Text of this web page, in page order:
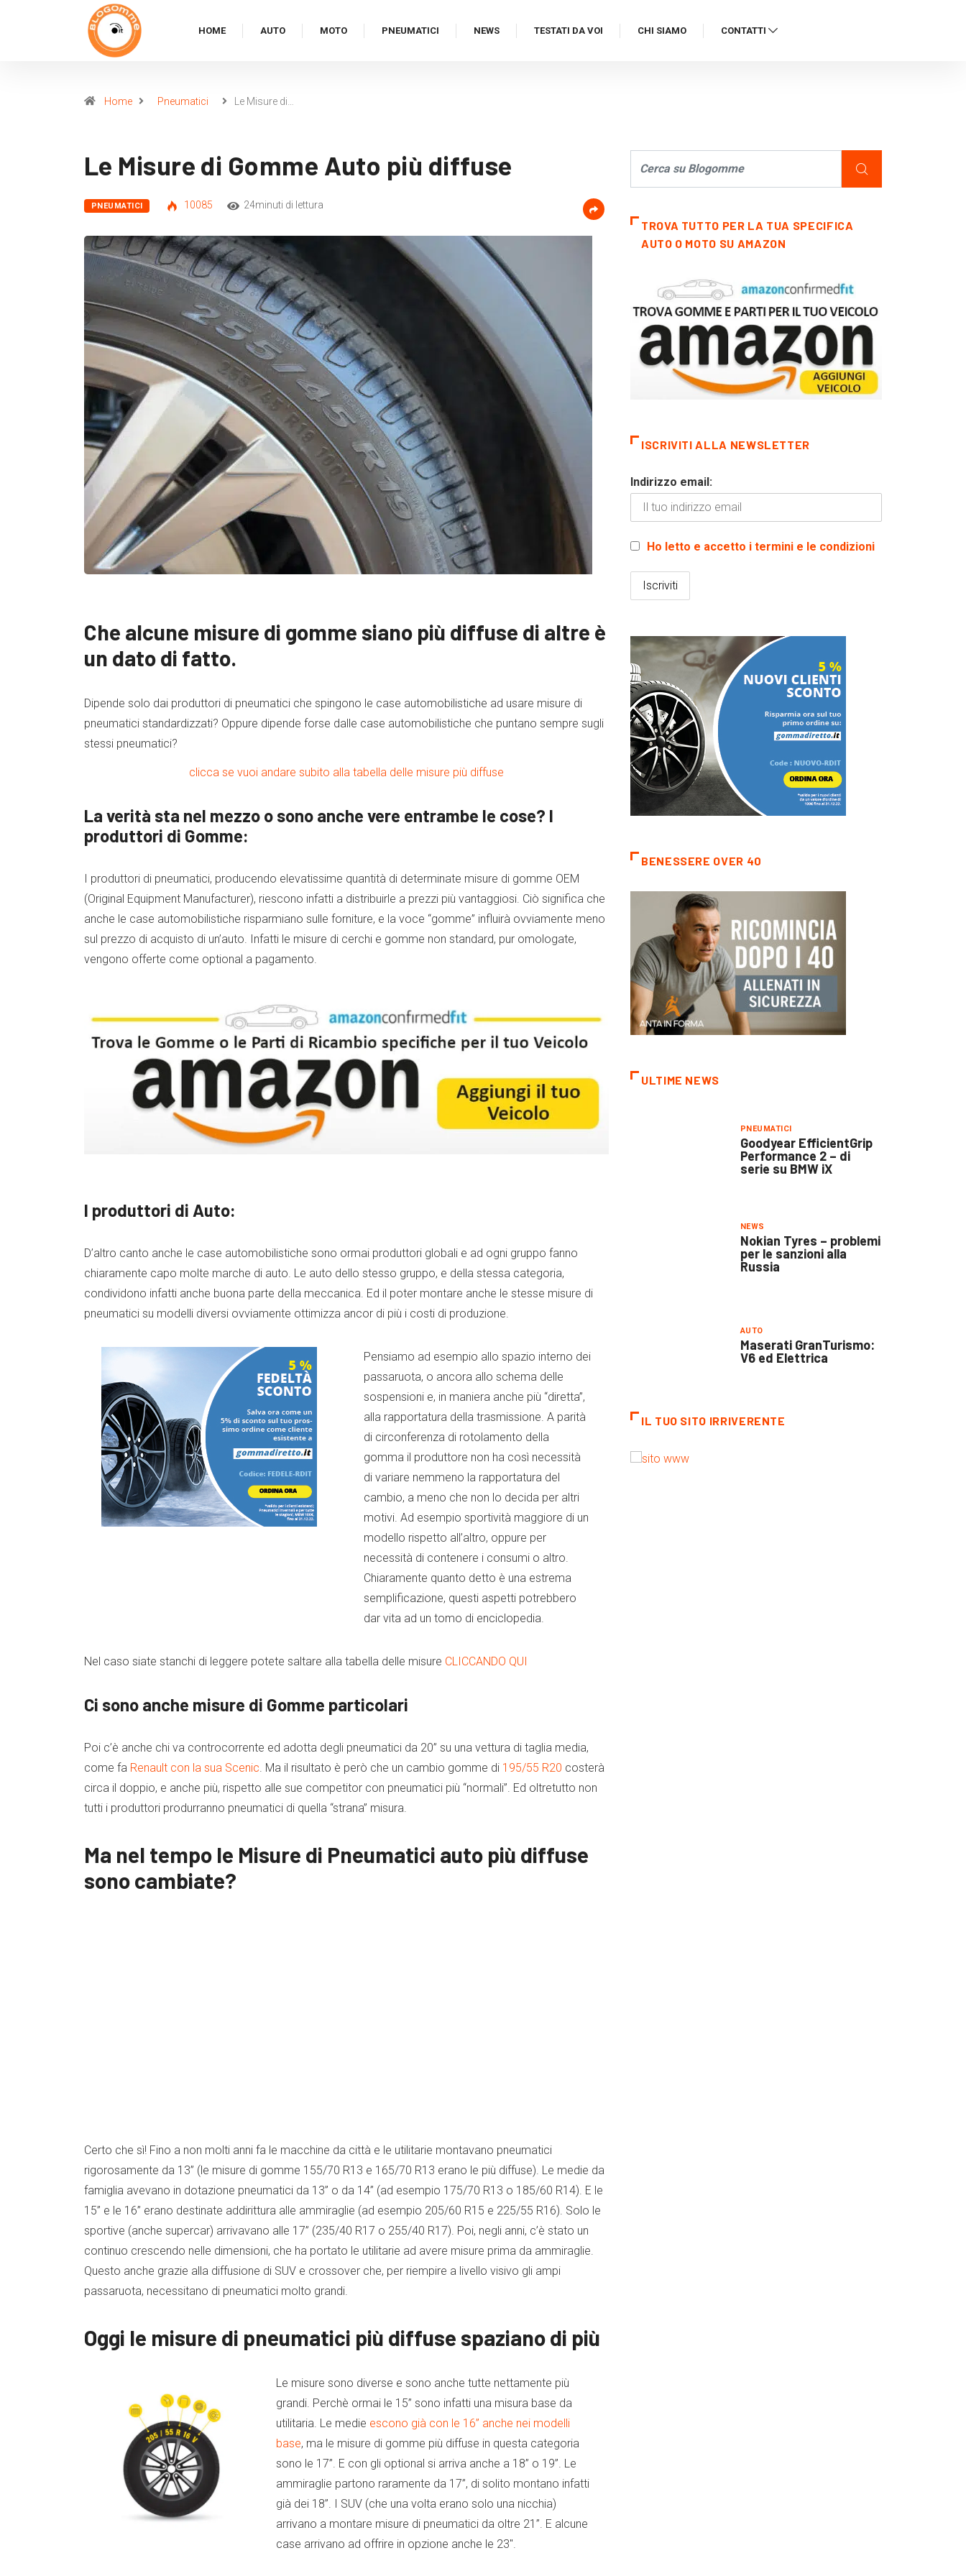
HOME AUTO MOTO PNEUMATICI NEWS TESTATI DA VOI CHI SIAMO CONTATTI
Home Pneumatici Le Misure di…
Le Misure di Gomme Auto più diffuse
PNEUMATICI 10085 24minuti di lettura
Che alcune misure di gomme siano più diffuse di altre è
un dato di fatto.
Dipende solo dai produttori di pneumatici che spingono le case automobilistiche ad usare misure di
pneumatici standardizzati? Oppure dipende forse dalle case automobilistiche che puntano sempre sugli
stessi pneumatici?
clicca se vuoi andare subito alla tabella delle misure più diffuse
La verità sta nel mezzo o sono anche vere entrambe le cose? I
produttori di Gomme:
I produttori di pneumatici, producendo elevatissime quantità di determinate misure di gomme OEM
(Original Equipment Manufacturer), riescono infatti a distribuirle a prezzi più vantaggiosi. Ciò significa che
anche le case automobilistiche risparmiano sulle forniture, e la voce “gomme” influirà ovviamente meno
sul prezzo di acquisto di un’auto. Infatti le misure di cerchi e gomme non standard, pur omologate,
vengono offerte come optional a pagamento.
I produttori di Auto:
D’altro canto anche le case automobilistiche sono ormai produttori globali e ad ogni gruppo fanno
chiaramente capo molte marche di auto. Le auto dello stesso gruppo, e della stessa categoria,
condividono infatti anche buona parte della meccanica. Ed il poter montare anche le stesse misure di
pneumatici su modelli diversi ovviamente ottimizza ancor di più i costi di produzione.
Pensiamo ad esempio allo spazio interno dei
passaruota, o ancora allo schema delle
sospensioni e, in maniera anche più “diretta”,
alla rapportatura della trasmissione. A parità
di circonferenza di rotolamento della
gomma il produttore non ha così necessità
di variare nemmeno la rapportatura del
cambio, a meno che non lo decida per altri
motivi. Ad esempio sportività maggiore di un
modello rispetto all’altro, oppure per
necessità di contenere i consumi o altro.
Chiaramente quanto detto è una estrema
semplificazione, questi aspetti potrebbero
dar vita ad un tomo di enciclopedia.
Nel caso siate stanchi di leggere potete saltare alla tabella delle misure CLICCANDO QUI
Ci sono anche misure di Gomme particolari
Poi c’è anche chi va controcorrente ed adotta degli pneumatici da 20” su una vettura di taglia media,
come fa Renault con la sua Scenic. Ma il risultato è però che un cambio gomme di 195/55 R20 costerà
circa il doppio, e anche più, rispetto alle sue competitor con pneumatici più “normali”. Ed oltretutto non
tutti i produttori produrranno pneumatici di quella “strana” misura.
Ma nel tempo le Misure di Pneumatici auto più diffuse
sono cambiate?
Certo che sì! Fino a non molti anni fa le macchine da città e le utilitarie montavano pneumatici
rigorosamente da 13” (le misure di gomme 155/70 R13 e 165/70 R13 erano le più diffuse). Le medie da
famiglia avevano in dotazione pneumatici da 13” o da 14” (ad esempio 175/70 R13 o 185/60 R14). E le
15” e le 16” erano destinate addirittura alle ammiraglie (ad esempio 205/60 R15 e 225/55 R16). Solo le
sportive (anche supercar) arrivavano alle 17” (235/40 R17 o 255/40 R17). Poi, negli anni, c’è stato un
continuo crescendo nelle dimensioni, che ha portato le utilitarie ad avere misure prima da ammiraglie.
Questo anche grazie alla diffusione di SUV e crossover che, per riempire a livello visivo gli ampi
passaruota, necessitano di pneumatici molto grandi.
Oggi le misure di pneumatici più diffuse spaziano di più
Le misure sono diverse e sono anche tutte nettamente più
grandi. Perchè ormai le 15” sono infatti una misura base da
utilitaria. Le medie escono già con le 16” anche nei modelli
base, ma le misure di gomme più diffuse in questa categoria
sono le 17”. E con gli optional si arriva anche a 18” o 19”. Le
ammiraglie partono raramente da 17”, di solito montano infatti
già dei 18”. I SUV (che una volta erano solo una nicchia)
arrivano a montare misure di pneumatici da oltre 21”. E alcune
case arrivano ad offrire in opzione anche le 23″.
TROVA TUTTO PER LA TUA SPECIFICA
AUTO O MOTO SU AMAZON
ISCRIVITI ALLA NEWSLETTER
Indirizzo email:
Ho letto e accetto i termini e le condizioni
BENESSERE OVER 40
ULTIME NEWS
PNEUMATICI
Goodyear EfficientGrip
Performance 2 – di
serie su BMW iX
NEWS
Nokian Tyres – problemi
per le sanzioni alla
Russia
AUTO
Maserati GranTurismo:
V6 ed Elettrica
IL TUO SITO IRRIVERENTE